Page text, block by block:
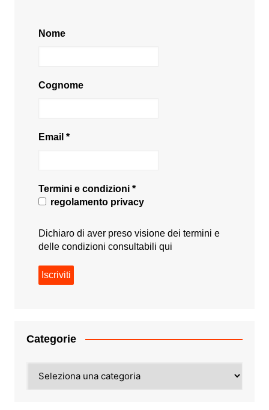
Nome
Cognome
Email *
Termini e condizioni *
regolamento privacy
Dichiaro di aver preso visione dei termini e
delle condizioni consultabili qui
Categorie